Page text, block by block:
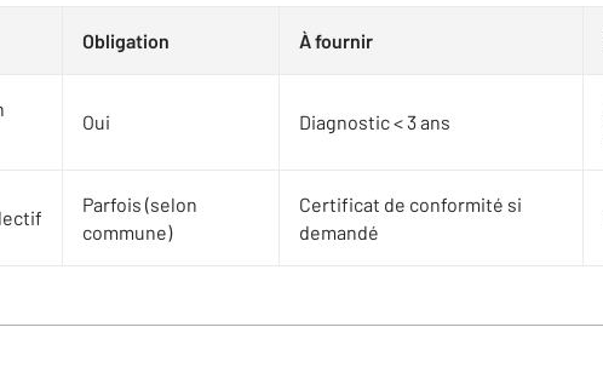
Obligation À fournir
Oui Diagnostic < 3 ans
Parfois (selon
commune)
Certificat de conformité si
demandé